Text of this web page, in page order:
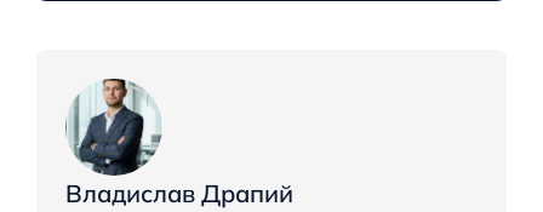
Владислав Драпий